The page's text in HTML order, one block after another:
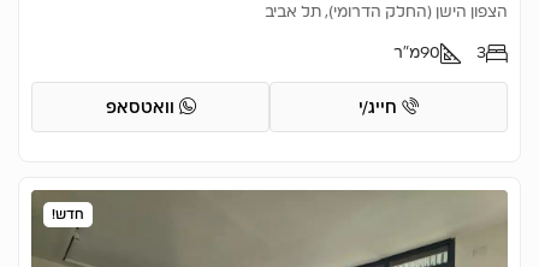
הצפון הישן (החלק הדרומי), תל אביב
3
90מ"ר
חייג/י וואטסאפ
חדש!